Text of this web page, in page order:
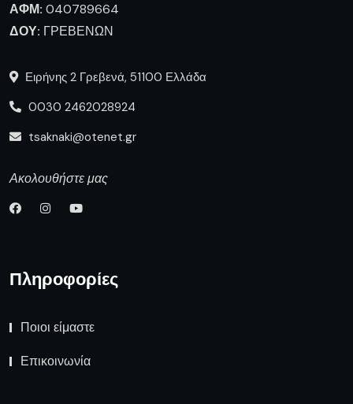
ΑΦΜ: 040789664
ΔΟΥ: ΓΡΕΒΕΝΩΝ
Ειρήνης 2 Γρεβενά, 51100 Ελλάδα
0030 2462028924
tsaknaki@otenet.gr
Ακολουθήστε μας
Πληροφορίες
Ποιοι είμαστε
Επικοινωνία